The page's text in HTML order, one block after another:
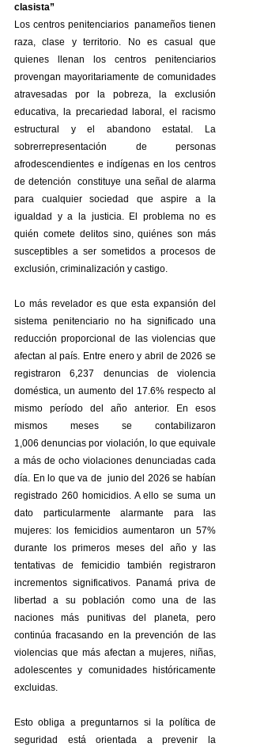
clasista”
Los centros penitenciarios  panameños tienen
raza, clase y territorio. No es casual que
quienes llenan los centros penitenciarios
provengan mayoritariamente de comunidades
atravesadas por la pobreza, la exclusión
educativa, la precariedad laboral, el racismo
estructural y el abandono estatal. La
sobrerrepresentación de personas
afrodescendientes e indígenas en los centros
de detención  constituye una señal de alarma
para cualquier sociedad que aspire a la
igualdad y a la justicia. El problema no es
quién comete delitos sino, quiénes son más
susceptibles a ser sometidos a procesos de
exclusión, criminalización y castigo.
Lo más revelador es que esta expansión del
sistema penitenciario no ha significado una
reducción proporcional de las violencias que
afectan al país. Entre enero y abril de 2026 se
registraron 6,237 denuncias de violencia
doméstica, un aumento del 17.6% respecto al
mismo período del año anterior. En esos
mismos meses se contabilizaron
1,006 denuncias por violación, lo que equivale
a más de ocho violaciones denunciadas cada
día. En lo que va de  junio del 2026 se habían
registrado 260 homicidios. A ello se suma un
dato particularmente alarmante para las
mujeres: los femicidios aumentaron un 57%
durante los primeros meses del año y las
tentativas de femicidio también registraron
incrementos significativos. Panamá priva de
libertad a su población como una de las
naciones más punitivas del planeta, pero
continúa fracasando en la prevención de las
violencias que más afectan a mujeres, niñas,
adolescentes y comunidades históricamente
excluidas.
Esto obliga a preguntarnos si la política de
seguridad está orientada a prevenir la